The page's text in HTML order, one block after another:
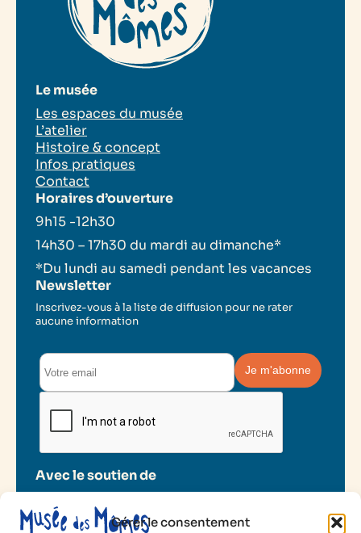
Gérer le consentement
Le musée
Les espaces du musée
L’atelier
Histoire & concept
Infos pratiques
Contact
Horaires d’ouverture
9h15 -12h30
14h30 – 17h30 du mardi au dimanche*
*Du lundi au samedi pendant les vacances
Newsletter
Inscrivez-vous à la liste de diffusion pour ne rater
aucune information
Avec le soutien de